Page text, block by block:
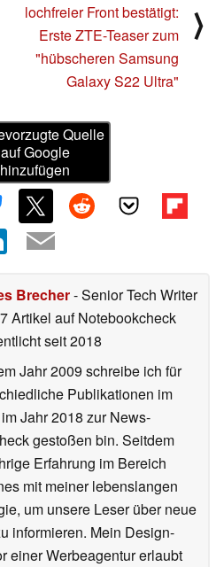
lochfreier Front bestätigt:
Erste ZTE-Teaser zum
"hübscheren Samsung
Galaxy S22 Ultra"
⟩
Quelle
auf Google
hinzufügen
Brecher- Senior Tech Writer
Artikel auf Notebookcheck
seit 2018
Jahr 2009 schreibe ich für
Publikationen im
Jahr 2018 zur News-
gestoßen bin. Seitdem
Erfahrung im Bereich
mit meiner lebenslangen
um unsere Leser über neue
informieren. Mein Design-
einer Werbeagentur erlaubt